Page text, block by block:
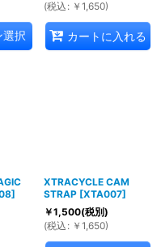
選択
(税込 : ￥ 1,650)
カートに入れる
]
XTRACYCLE CAM
STRAP [XTA007]
￥1,500(税別)
(税込 : ￥ 1,650)